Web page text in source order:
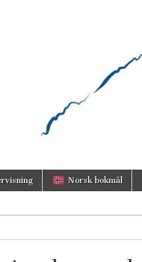
Norsk bokmål